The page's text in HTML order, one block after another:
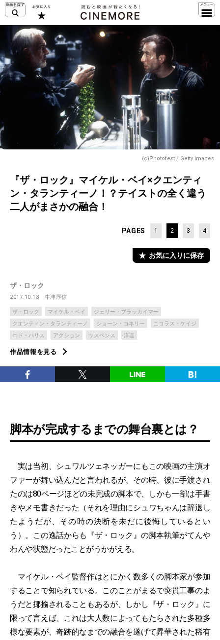
(c)Photofest / Getty Images
『ザ・ロック』マイケル・ベイ×クエンティ
ン・タランティーノ！？テイストの全く違う
二人がまさかの融合！
PAGES 1 2 3 4
お気に入りに保存
ザ・ロック
2017.10.13 牛津厚信
ザ・ロック マイケル・ベイ
ジェリー・ブラッカイマー
クエンティン・タランティーノ
ショーン・コネリー
ニコラス・ケイジ
エド・ハリス
アクション サスペンス 洋画
作品情報を見る
脚本が完成するまでの舞台裏とは？
実は当初、シュワルツェネッガーにもこの映画の主演オ
ファーが舞い込んだと言われるが、その時、彼に手渡され
たのは80ページほどの未完成の脚本で、しかも一部は手書
きやメモ書きだった（それを理由にシュワちゃんは辞退し
たようだが、その時の決断を未だに後悔しているとい
う）。この逸話からも『ザ・ロック』の脚本執筆がてんや
わんや状態だったことがうかがえる。
マイケル・ベイ監督作はとにかく数多くの脚本家が参加
することで知られている。このことがまるで突貫工事のよ
うだと揶揄されることもあるが、しかし『ザ・ロック』に
限って言えば、これは大人数によってもたらされた多種多
様な要素が、奇跡的なまでの融合を遂げて昇華された稀有